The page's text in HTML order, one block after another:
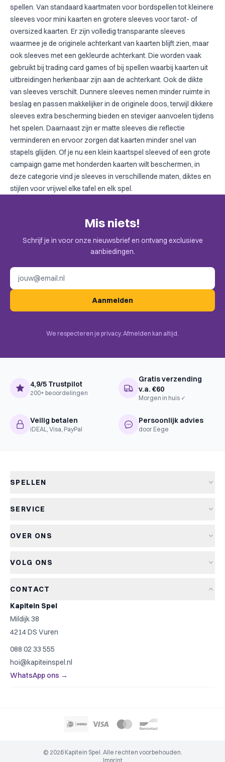
spellen. Van standaard kaartmaten voor bordspellen tot kleinere
sleeves voor mini kaarten en grotere sleeves voor tarot- of
oversized kaarten. Er zijn volledig transparante sleeves
waarmee je de originele achterkant van kaarten blijft zien, maar
ook sleeves met een gekleurde achterkant. Die worden vaak
gebruikt bij trading card games of bij spellen waarbij kaarten uit
uitbreidingen herkenbaar zijn aan de achterkant. Ook de dikte
van sleeves verschilt. Dunnere sleeves nemen minder ruimte in
beslag en passen makkelijker in de originele doos, terwijl dikkere
sleeves extra bescherming bieden en steviger aanvoelen tijdens
het spelen. Daarnaast zijn er matte sleeves die reflectie
verminderen en ervoor zorgen dat kaarten minder snel van
stapels glijden. Of je nu een klein kaartspel sleeved of een grote
campaign game met honderden kaarten wilt beschermen, in
deze categorie vind je sleeves in verschillende maten, diktes en
stijlen voor vrijwel elke tafel en elk spel.
Mis niets!
Schrijf je in voor onze nieuwsbrief en ontvang exclusieve
aanbiedingen.
Aanmelden
We respecteren je privacy. Afmelden kan altijd.
4,9/5 Trustpilot
200+ beoordelingen
Gratis verzending
v.a. €60
Morgen in huis ✓
Veilig betalen
iDEAL, Visa, PayPal
Persoonlijk advies
door Eege
SPELLEN
Nieuwe spellen
Kinderspellen
Top 10
SERVICE
Retourneren
OVER ONS
Het Kapiteinsspel
Spelregels
Contact
VOLG ONS
CONTACT
Kapitein Spel
Mildijk 38
4214 DS Vuren
088 02 33 555
hoi@kapiteinspel.nl
WhatsApp ons →
© 2026 Kapitein Spel. Alle rechten voorbehouden.
Imprint